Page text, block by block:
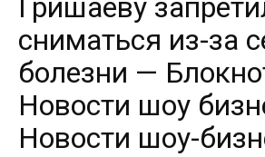
Гришаеву
сниматься из-за
болезни —
Новости шоу
Новости шоу-